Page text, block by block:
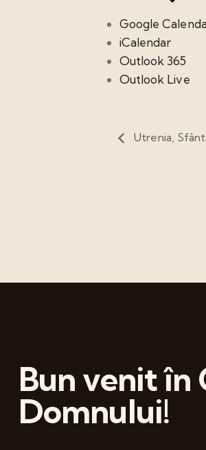
Google
iCalendar
Outlook 365
Outlook Live
Utrenia,
Bun venit în
Domnului!